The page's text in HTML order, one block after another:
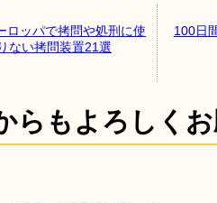
ロッパで拷問や処刑に使
ない拷問装置21選
100日
らもよろしく